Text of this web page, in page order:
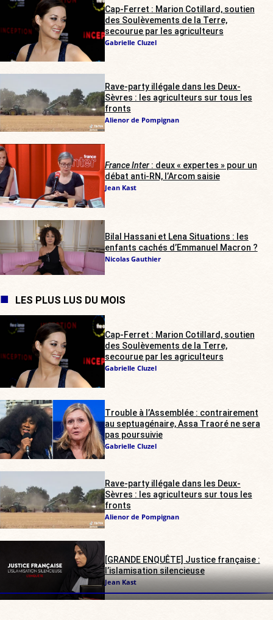
Cap-Ferret : Marion Cotillard, soutien
des Soulèvements de la Terre,
secourue par les agriculteurs
Gabrielle Cluzel
Rave-party illégale dans les Deux-
Sèvres : les agriculteurs sur tous les
fronts
Alienor de Pompignan
France Inter: deux « expertes » pour un
débat anti-RN, l’Arcom saisie
Jean Kast
Bilal Hassani et Lena Situations : les
enfants cachés d’Emmanuel Macron ?
Nicolas Gauthier
LES PLUS LUS DU MOIS
Cap-Ferret : Marion Cotillard, soutien
des Soulèvements de la Terre,
secourue par les agriculteurs
Gabrielle Cluzel
Trouble à l’Assemblée : contrairement
au septuagénaire, Assa Traoré ne sera
pas poursuivie
Gabrielle Cluzel
Rave-party illégale dans les Deux-
Sèvres : les agriculteurs sur tous les
fronts
Alienor de Pompignan
[GRANDE ENQUÊTE] Justice française :
l’islamisation silencieuse
Jean Kast